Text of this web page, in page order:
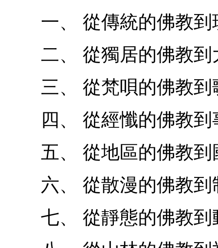
一、 從傳統的佛教到
二、 從獨居的佛教到
三、 從梵唄的佛教到
四、 從經懺的佛教到
五、 從地區的佛教到
六、 從散漫的佛教到
七、 從靜態的佛教到